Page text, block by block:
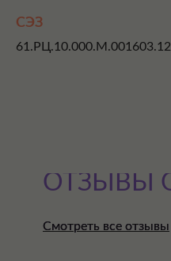
СЭЗ
ОТЗЫВЫ
Смотреть все отзывы
Смотреть все отзывы